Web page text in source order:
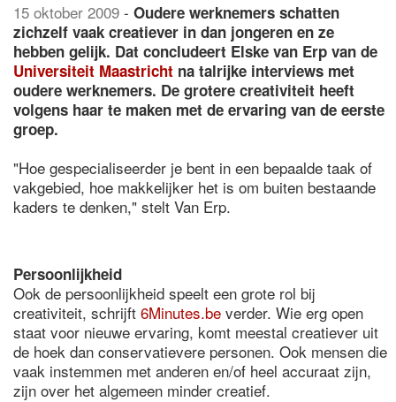
15 oktober 2009 - Oudere werknemers schatten
zichzelf vaak creatiever in dan jongeren en ze
hebben gelijk. Dat concludeert Elske van Erp van de
Universiteit Maastricht na talrijke interviews met
oudere werknemers. De grotere creativiteit heeft
volgens haar te maken met de ervaring van de eerste
groep.
"Hoe gespecialiseerder je bent in een bepaalde taak of
vakgebied, hoe makkelijker het is om buiten bestaande
kaders te denken," stelt Van Erp.
Persoonlijkheid
Ook de persoonlijkheid speelt een grote rol bij
creativiteit, schrijft 6Minutes.be verder. Wie erg open
staat voor nieuwe ervaring, komt meestal creatiever uit
de hoek dan conservatievere personen. Ook mensen die
vaak instemmen met anderen en/of heel accuraat zijn,
zijn over het algemeen minder creatief.